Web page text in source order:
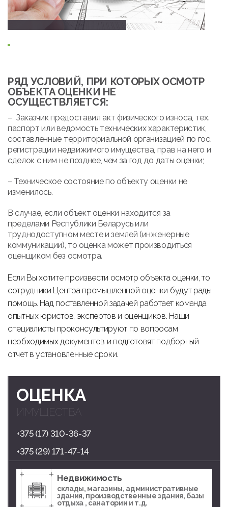
РЯД УСЛОВИЙ, ПРИ КОТОРЫХ ОСМОТР
ОБЪЕКТА ОЦЕНКИ НЕ
ОСУЩЕСТВЛЯЕТСЯ:
– Заказчик предоставил акт физического износа, тех.
паспорт или ведомость технических характеристик,
составленные территориальной организацией по гос.
регистрации недвижимого имущества, прав на него и
сделок с ним не позднее, чем за год до даты оценки;
– Техническое состояние по объекту оценки не
изменилось.
В случае, если объект оценки находится за
пределами Республики Беларусь или
труднодоступном месте и землей (инженерные
коммуникации), то оценка может производиться
оценщиком без осмотра.
Если Вы хотите произвести осмотр объекта оценки, то
сотрудники Центра промышленной оценки будут рады
помощь. Над поставленной задачей работает команда
опытных юристов, экспертов и оценщиков. Наши
специалисты проконсультируют по вопросам
необходимых документов и подготовят подборный
отчет в установленные сроки.
ОЦЕНКА
ИМУЩЕСТВА
+375 (17) 310-36-37
+375 (29) 171-47-14
Недвижимость
склады, магазины, административные
здания, производственные здания, базы
отдыха , санатории и т.д.